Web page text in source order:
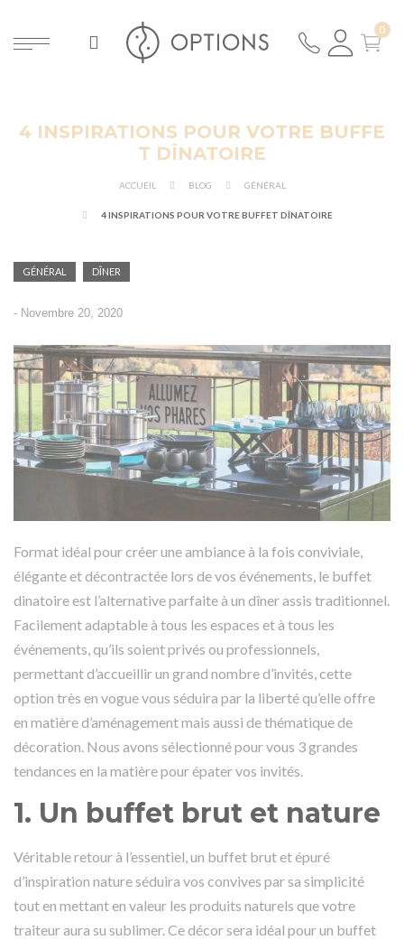
4 INSPIRATIONS POUR VOTRE BUFFE
T DÎNATOIRE
ACCUEIL BLOG GÉNÉRAL
4 INSPIRATIONS POUR VOTRE BUFFET DÎNATOIRE
GÉNÉRAL DÎNER
- Novembre 20, 2020
Format idéal pour créer une ambiance à la fois conviviale,
élégante et décontractée lors de vos événements, le buffet
dinatoire est l’alternative parfaite à un dîner assis traditionnel.
Facilement adaptable à tous les espaces et à tous les
événements, qu’ils soient privés ou professionnels,
permettant d’accueillir un grand nombre d’invités, cette
option très en vogue vous séduira par la liberté qu’elle offre
en matière d’aménagement mais aussi de thématique de
décoration. Nous avons sélectionné pour vous 3 grandes
tendances en la matière pour épater vos invités.
1. Un buffet brut et nature
Véritable retour à l’essentiel, un buffet brut et épuré
d’inspiration nature séduira vos convives par sa simplicité
tout en mettant en valeur les produits naturels que votre
traiteur aura su sublimer. Ce décor sera idéal pour un buffet